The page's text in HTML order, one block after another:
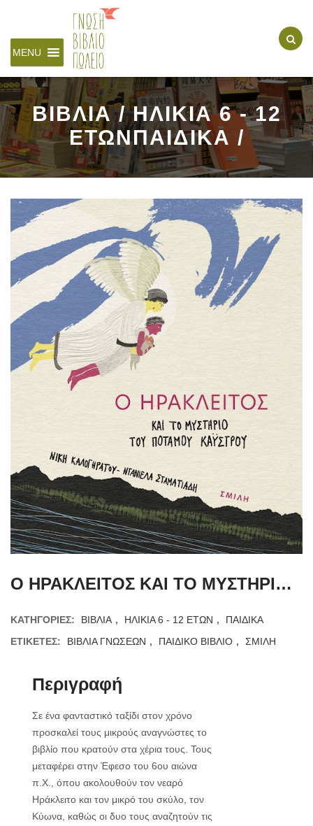
MENU
ΒΙΒΛΙΑ / ΗΛΙΚΙΑ 6 - 12
ΕΤΩΝΠΑΙΔΙΚΑ /
Ο ΗΡΑΚΛΕΙΤΟΣ ΚΑΙ ΤΟ ΜΥΣΤΗΡΙΟ ΤΟΥ ΠΟΤΑΜΟΥ ΚΑΫΣΤΡΟΥ
ΚΑΤΗΓΟΡΊΕΣ: ΒΙΒΛΙΑ , ΗΛΙΚΙΑ 6 - 12 ΕΤΩΝ ,
ΠΑΙΔΙΚΑ
ΕΤΙΚΈΤΕΣ:
ΒΙΒΛΙΑ ΓΝΩΣΕΩΝ , ΠΑΙΔΙΚΟ ΒΙΒΛΙΟ , ΣΜΙΛΗ
Περιγραφή
Σε ένα φανταστικό ταξίδι στον χρόνο
προσκαλεί τους μικρούς αναγνώστες το
βιβλίο που κρατούν στα χέρια τους. Τους
μεταφέρει στην Έφεσο του 6ου αιώνα
π.Χ., όπου ακολουθούν τον νεαρό
Ηράκλειτο και τον μικρό του σκύλο, τον
Κύωνα, καθώς οι δυο τους αναζητούν τις